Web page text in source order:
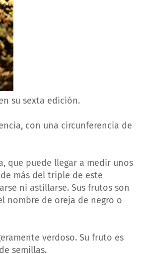
su sexta edición.
con una circunferencia de
que puede llegar a medir unos
más del triple de este
ni astillarse. Sus frutos son
nombre de oreja de negro o
verdoso. Su fruto es
semillas.